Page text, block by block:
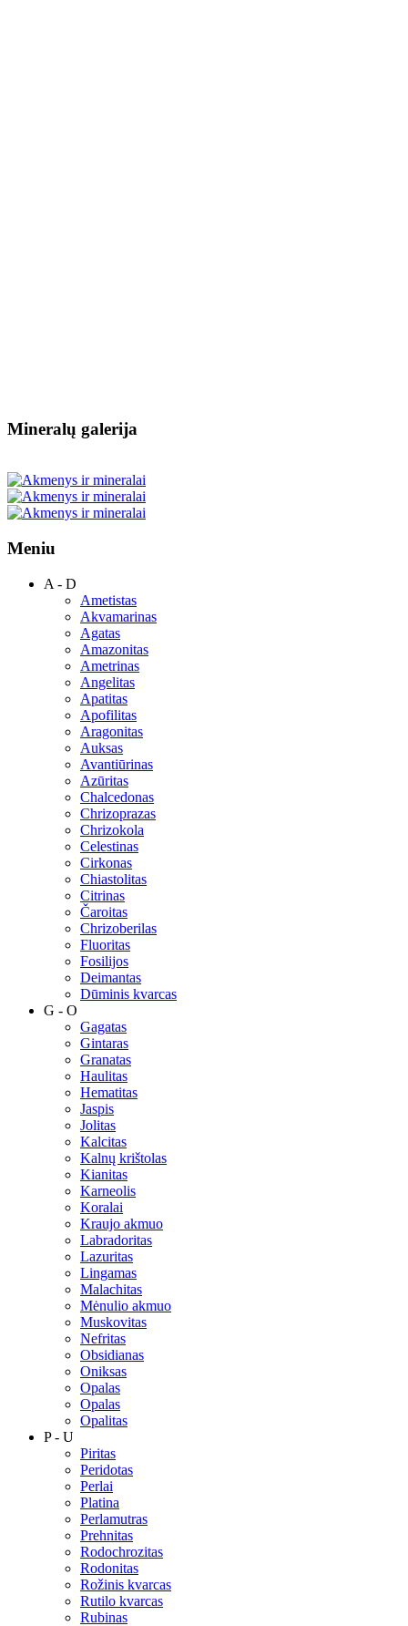
Mineralų galerija
Meniu
A - D
Ametistas
Akvamarinas
Agatas
Amazonitas
Ametrinas
Angelitas
Apatitas
Apofilitas
Aragonitas
Auksas
Avantiūrinas
Azūritas
Chalcedonas
Chrizoprazas
Chrizokola
Celestinas
Cirkonas
Chiastolitas
Citrinas
Čaroitas
Chrizoberilas
Fluoritas
Fosilijos
Deimantas
Dūminis kvarcas
G - O
Gagatas
Gintaras
Granatas
Haulitas
Hematitas
Jaspis
Jolitas
Kalcitas
Kalnų krištolas
Kianitas
Karneolis
Koralai
Kraujo akmuo
Labradoritas
Lazuritas
Lingamas
Malachitas
Mėnulio akmuo
Muskovitas
Nefritas
Obsidianas
Oniksas
Opalas
Opalas
Opalitas
P - U
Piritas
Peridotas
Perlai
Platina
Perlamutras
Prehnitas
Rodochrozitas
Rodonitas
Rožinis kvarcas
Rutilo kvarcas
Rubinas